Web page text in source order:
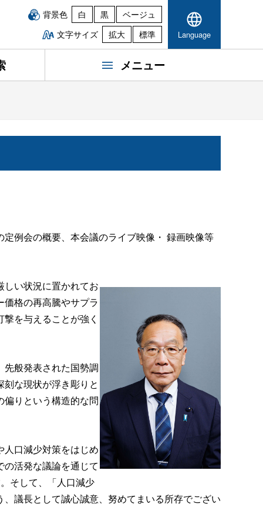
背景色 白 黒
ベージュ
文字サイズ
拡大 標準 Language
メニュー
例会の概要、本会議のライブ映像・ 録画映像等
い状況に置かれてお
価格の再高騰やサプラ
を与えることが強く
般発表された国勢調
な現状が浮き彫りと
偏りという構造的な問
口減少対策をはじめ
の活発な議論を通じて
そして、「人口減少
議長として誠心誠意、努めてまいる所存でござい